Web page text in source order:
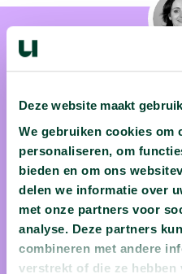
Deze website maakt
We gebruiken cookies om
personaliseren, om
bieden en om ons
delen we informatie over
met onze partners voor
analyse. Deze partners
combineren met andere
verstrekt of die ze hebben
Dr.
Aardwetenschapper dr.
was de eerste ter wereld die
van binnen niet alleen uit een
ook een harde kern heeft, zo
hoe diezelfde aarde beeft,